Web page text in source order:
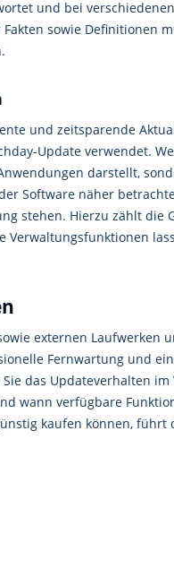
und bei
sowie Definitionen
und zeitsparende
Update verwendet.
darstellt,
Software näher
stehen. Hierzu zählt
Verwaltungsfunktionen
externen Laufwerken
Fernwartung und
das Updateverhalten
wann verfügbare
kaufen können, führt